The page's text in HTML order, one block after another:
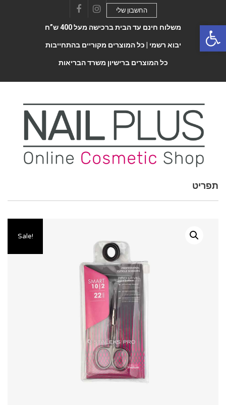
FacebookInstagram
החשבון שלי
משלוח חינם עד הבית ברכישה מעל 400 ש”ח
יבוא רשמי | כל המוצרים מקוריים בהתחייבות
כל המוצרים ברישיון משרד הבריאות
Toggle
תפריט
Sale!